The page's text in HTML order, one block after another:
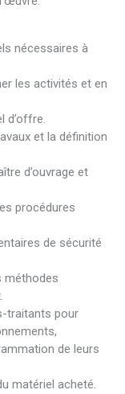
nécessaires à
les activités et en
d’offre.
et la définition
d’ouvrage et
procédures
de sécurité
méthodes
traitants pour
de leurs
matériel acheté.